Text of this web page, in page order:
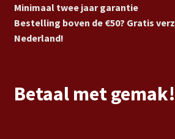
Minimaal twee jaar garantie
Bestelling boven de €50? Gratis
Nederland!
Betaal met gemak!